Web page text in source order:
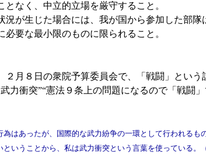
なく、中立的立場を厳守すること。
が生じた場合には、我が国から参加した部隊
要な最小限のものに限られること。
月８日の衆院予算委員会で、「戦闘」とい
力衝突”“憲法９条上の問題になるので「戦闘
はあったが、国際的な武力紛争の一環として行われる
いうことから、私は武力衝突という言葉を使っている。